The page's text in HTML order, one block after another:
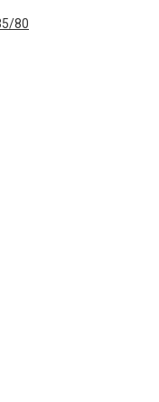
80